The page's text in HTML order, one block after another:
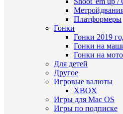
Платформеры
Гонки
Гонки 2019
Гонки на
Гонки на
Для детей
Другое
Игровые валюты
XBOX
Игры для Mac OS
Игры по подписке